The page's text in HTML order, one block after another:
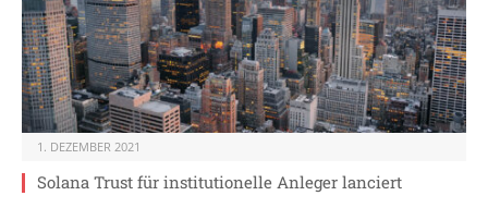
1. DEZEMBER 2021
Solana Trust für institutionelle Anleger lanciert